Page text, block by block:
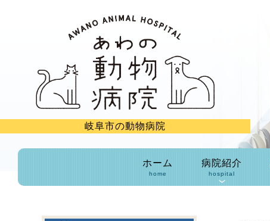
岐阜市の動物病院
ホーム
home
病院紹介
hospital